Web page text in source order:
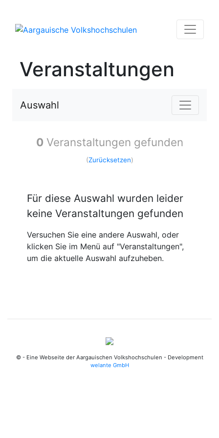
Veranstaltungen
Auswahl
0 Veranstaltungen gefunden
(Zurücksetzen)
Für diese Auswahl wurden leider
keine Veranstaltungen gefunden
Versuchen Sie eine andere Auswahl, oder
klicken Sie im Menü auf "Veranstaltungen",
um die aktuelle Auswahl aufzuheben.
© - Eine Webseite der Aargauischen Volkshochschulen - Development
welante GmbH